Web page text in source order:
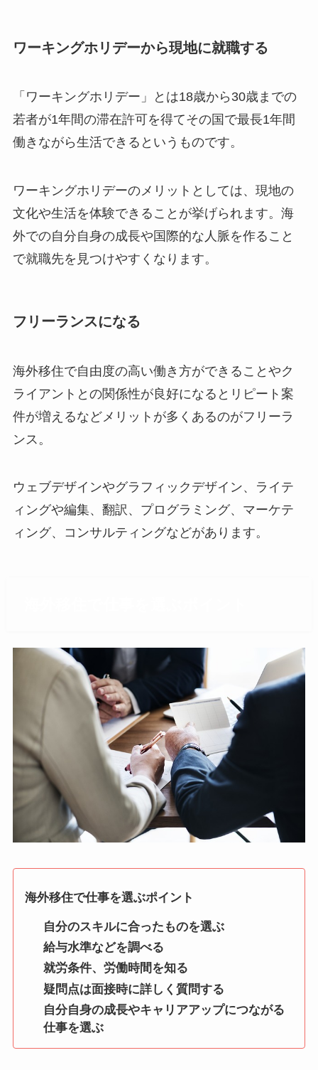
ワーキングホリデーから現地に就職する
「ワーキングホリデー」とは18歳から30歳までの
若者が1年間の滞在許可を得てその国で最長1年間
働きながら生活できるというものです。
ワーキングホリデーのメリットとしては、現地の
文化や生活を体験できることが挙げられます。海
外での自分自身の成長や国際的な人脈を作ること
で就職先を見つけやすくなります。
フリーランスになる
海外移住で自由度の高い働き方ができることやク
ライアントとの関係性が良好になるとリピート案
件が増えるなどメリットが多くあるのがフリーラ
ンス。
ウェブデザインやグラフィックデザイン、ライテ
ィングや編集、翻訳、プログラミング、マーケテ
ィング、コンサルティングなどがあります。
海外移住で仕事を選ぶポイント
自分のスキルに合ったものを選ぶ
給与水準などを調べる
就労条件、労働時間を知る
疑問点は面接時に詳しく質問する
自分自身の成長やキャリアアップにつながる
仕事を選ぶ